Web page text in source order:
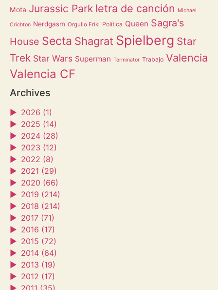
Mota Jurassic Park letra de canción Michael
Crichton Nerdgasm Orgullo Friki Política Queen Sagra's
House Secta Shagrat Spielberg Star
Trek Star Wars Superman Terminator Trabajo Valencia
Valencia CF
Archives
► 2026 (1)
► 2025 (14)
► 2024 (28)
► 2023 (12)
► 2022 (8)
► 2021 (29)
► 2020 (66)
► 2019 (214)
► 2018 (214)
► 2017 (71)
► 2016 (17)
► 2015 (72)
► 2014 (64)
► 2013 (19)
► 2012 (17)